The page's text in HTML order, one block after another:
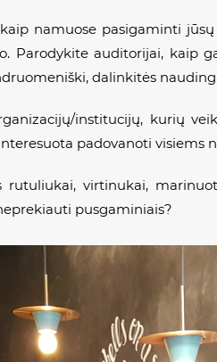
namuose pasigaminti
Parodykite auditorijai, kaip
dalinkitės
institucijų, kurių
padovanoti visiems
rutuliukai, virtinukai,
pusgaminiais?